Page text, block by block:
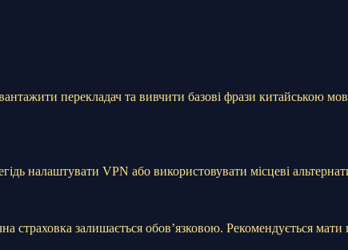
перекладач та вивчити базові фрази китайською
налаштувати VPN або використовувати місцеві
страховка залишається обов’язковою. Рекомендується мати